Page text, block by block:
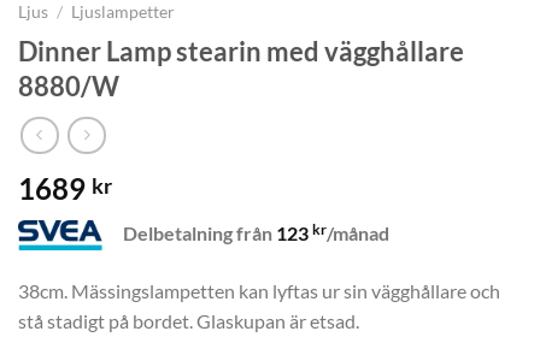
Ljus / Ljuslampetter
Dinner Lamp stearin med vägghållare
8880/W
1689 kr
Delbetalning från 123 kr/månad
38cm. Mässingslampetten kan lyftas ur sin vägghållare och
stå stadigt på bordet. Glaskupan är etsad.